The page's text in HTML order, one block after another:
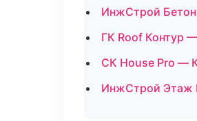
ИнжСтрой
ГК Roof Контур
СК House Pro —
ИнжСтрой Этаж